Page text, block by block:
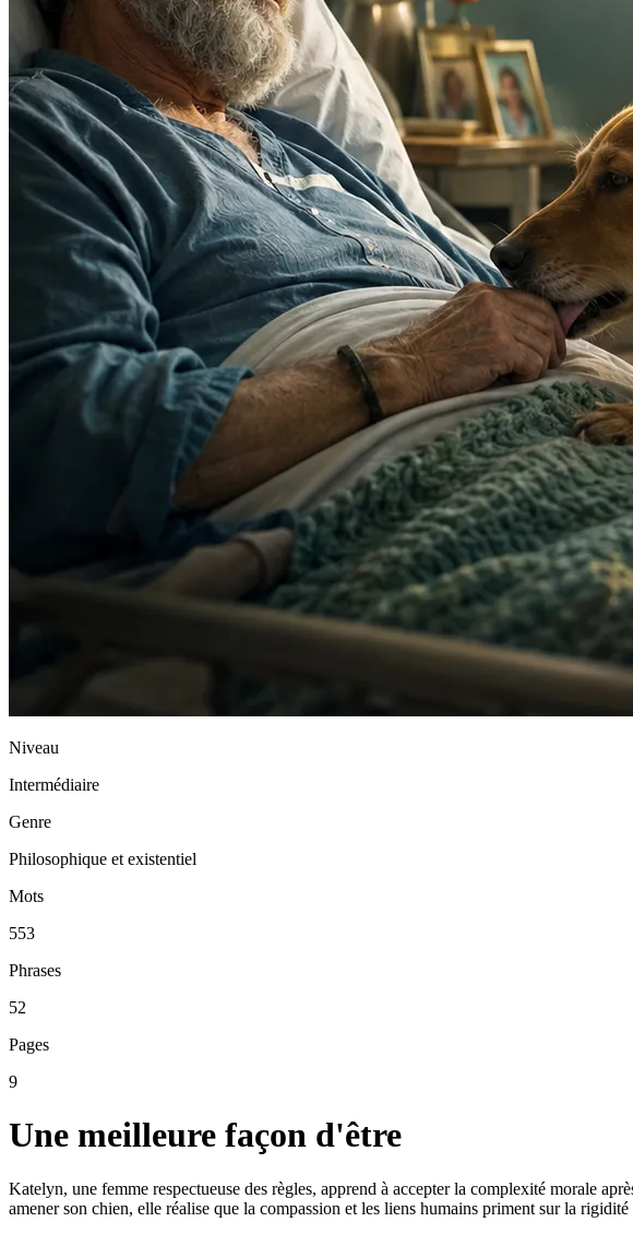
Niveau
Intermédiaire
Genre
Philosophique et existentiel
Mots
553
Phrases
52
Pages
9
Une meilleure façon d'être
Katelyn, une femme respectueuse des règles, apprend à accepter la complexité morale
amener son chien, elle réalise que la compassion et les liens humains priment sur la rigidité